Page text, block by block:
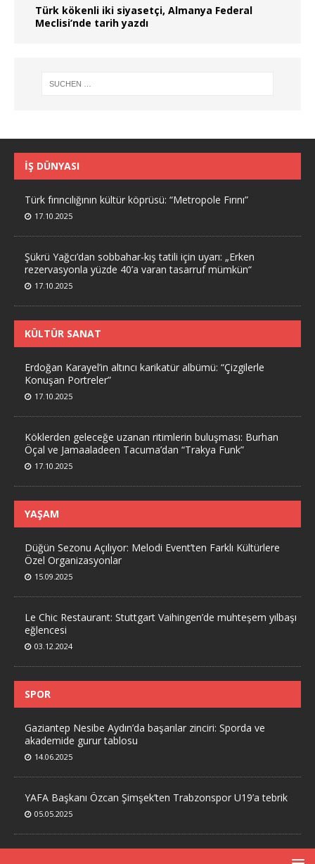
Türk kökenli iki siyasetçi, Almanya Federal
Meclisi’nde tarih yazdı
İŞ DÜNYASI
Türk fırıncılığının kültür köprüsü: “Metropole Fırını”
17.10.2025
Şükrü Yağcı’dan sobbahar-kış tatili için uyarı: „Erken
rezervasyonla yüzde 40’a varan tasarruf mümkün“
17.10.2025
KÜLTÜR SANAT
Erdoğan Karayel’in altıncı karikatür albümü: “Çizgilerle
Konuşan Portreler”
17.10.2025
Köklerden geleceğe uzanan ritimlerin buluşması: Burhan
Öçal ve Jamaaladeen Tacuma’dan “Trakya Funk”
17.10.2025
YAŞAM
Düğün Sezonu Açılıyor: Melodi Event’ten Farklı Kültürlere
Özel Organizasyonlar
15.09.2025
Le Chic Restaurant: Stuttgart Vaihingen’de muhteşem yılbaşı
eğlencesi
03.12.2024
SPOR
Gaziantep Nesibe Aydın’da başarılar zinciri: Sporda ve
akademide gurur tablosu
14.06.2025
YAFA Başkanı Özcan Şimşek’ten Trabzonspor U19’a tebrik
05.05.2025